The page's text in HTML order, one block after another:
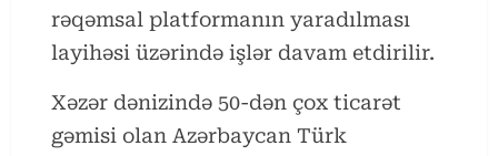
rəqəmsal platformanın yaradılması
layihəsi üzərində işlər davam etdirilir.
Xəzər dənizində 50-dən çox ticarət
gəmisi olan Azərbaycan Türk